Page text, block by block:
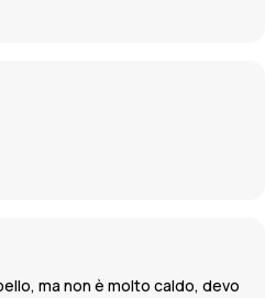
ma non è molto caldo, devo